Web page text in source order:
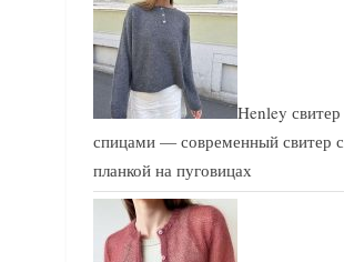
Henley свитер
спицами — современный свитер с
планкой на пуговицах